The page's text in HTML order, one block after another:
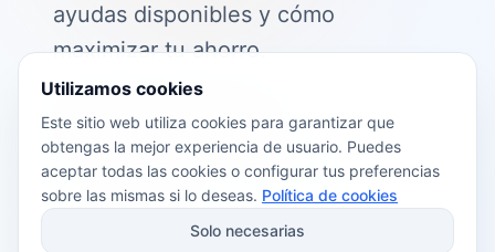
ayudas disponibles y cómo
maximizar tu ahorro.
📖 Contenido de la guía:
Cómo funciona el autoconsumo
fotovoltaico
Ayudas y subvenciones disponibles en
Utilizamos cookies
Este sitio web utiliza cookies para garantizar que
obtengas la mejor experiencia de usuario. Puedes
aceptar todas las cookies o configurar tus preferencias
sobre las mismas si lo deseas. Política de cookies
Solo necesarias